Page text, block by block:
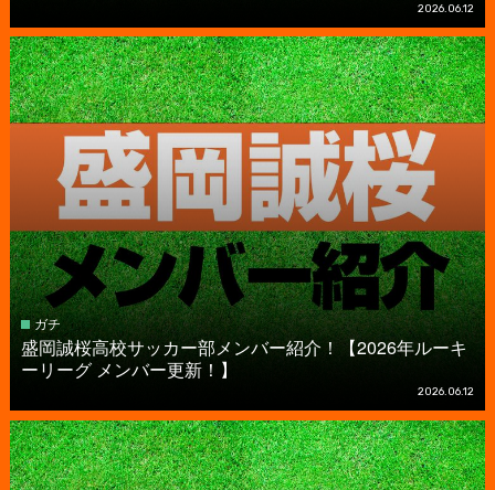
2026.06.12
ガチ
盛岡誠桜高校サッカー部メンバー紹介！【2026年ルーキ
ーリーグ メンバー更新！】
2026.06.12